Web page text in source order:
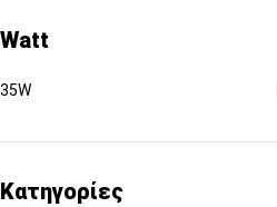
Watt
35W
Κατηγορίες